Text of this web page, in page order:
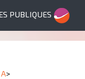
PUBLIQUES
>